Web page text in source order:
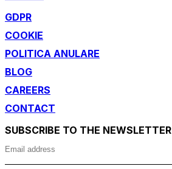
GDPR
COOKIE
POLITICA ANULARE
BLOG
CAREERS
CONTACT
SUBSCRIBE TO THE NEWSLETTER